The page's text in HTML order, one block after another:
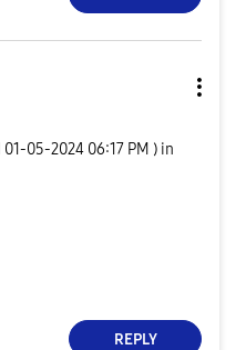
‎01-05-2024 06:17 PM ) in
REPLY